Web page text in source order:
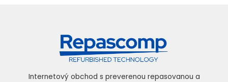
Internetový obchod s preverenou repasovanou a